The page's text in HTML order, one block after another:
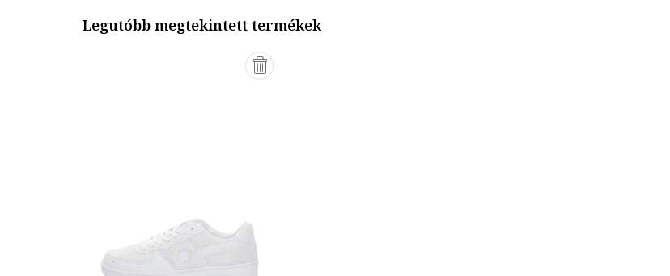
Legutóbb megtekintett termékek